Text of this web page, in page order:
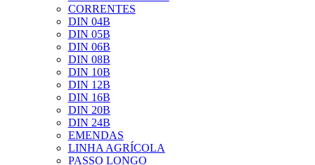
CORRENTES
DIN 04B
DIN 05B
DIN 06B
DIN 08B
DIN 10B
DIN 12B
DIN 16B
DIN 20B
DIN 24B
EMENDAS
LINHA AGRÍCOLA
PASSO LONGO